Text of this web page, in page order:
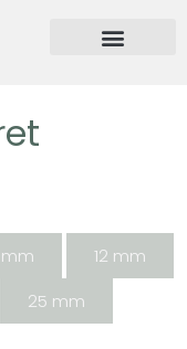
12 mm
25 mm